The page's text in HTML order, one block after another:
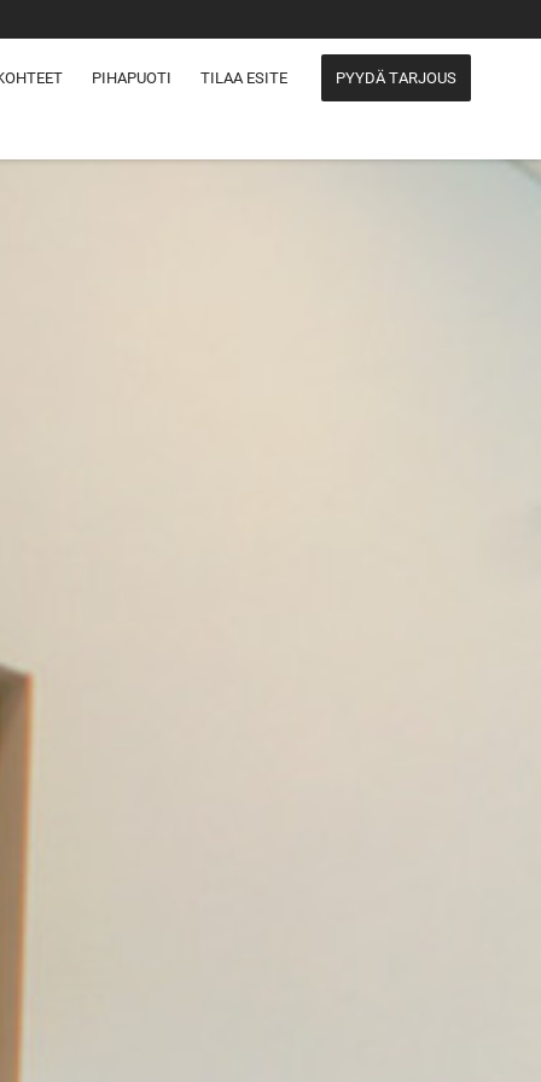
PIHAPUOTI TILAA ESITE PYYDÄ TARJOUS